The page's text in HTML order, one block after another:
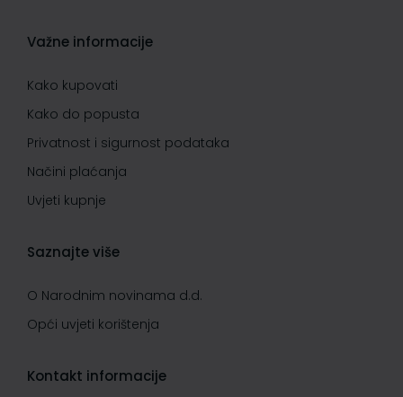
Važne informacije
Kako kupovati
Kako do popusta
Privatnost i sigurnost podataka
Načini plaćanja
Uvjeti kupnje
Saznajte više
O Narodnim novinama d.d.
Opći uvjeti korištenja
Kontakt informacije